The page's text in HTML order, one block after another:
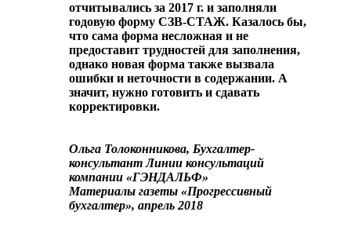
отчитывались за 2017 г. и заполняли
годовую форму СЗВ-СТАЖ. Казалось бы,
что сама форма несложная и не
предоставит трудностей для заполнения,
однако новая форма также вызвала
ошибки и неточности в содержании. А
значит, нужно готовить и сдавать
корректировки.
Ольга Толоконникова, Бухгалтер-
консультант Линии консультаций
компании «ГЭНДАЛЬФ»
Материалы газеты «Прогрессивный
бухгалтер», апрель 2018